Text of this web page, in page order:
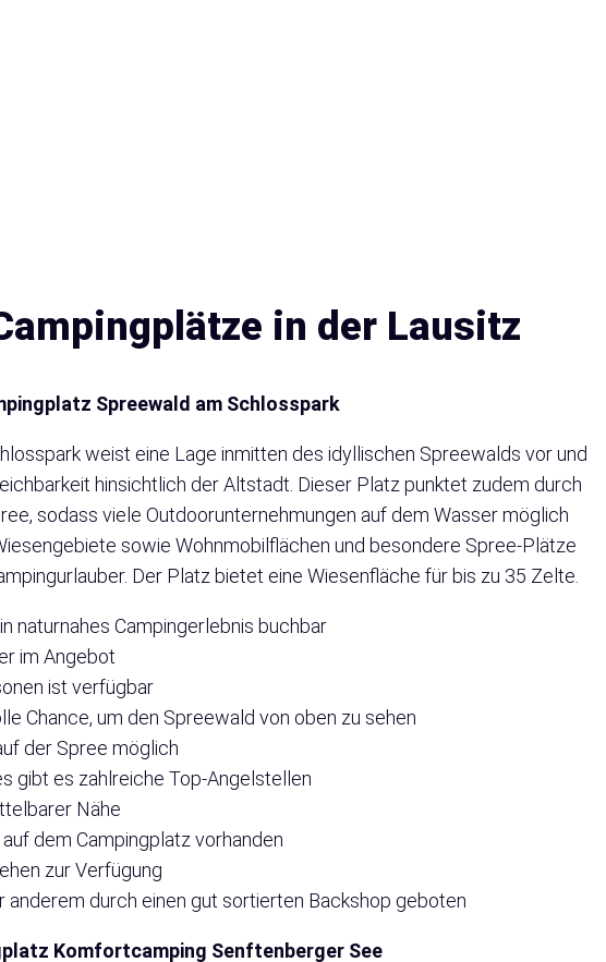
in der Lausitz
Spreewald am Schlosspark
weist eine Lage inmitten des idyllischen Spreewalds vor und
hinsichtlich der Altstadt. Dieser Platz punktet zudem durch
sodass viele Outdoorunternehmungen auf dem Wasser möglich
sowie Wohnmobilflächen und besondere Spree-Plätze
Der Platz bietet eine Wiesenfläche für bis zu 35 Zelte.
naturnahes Campingerlebnis buchbar
im Angebot
ist verfügbar
Chance, um den Spreewald von oben zu sehen
der Spree möglich
gibt es zahlreiche Top-Angelstellen
Nähe
dem Campingplatz vorhanden
zur Verfügung
durch einen gut sortierten Backshop geboten
Komfortcamping Senftenberger See